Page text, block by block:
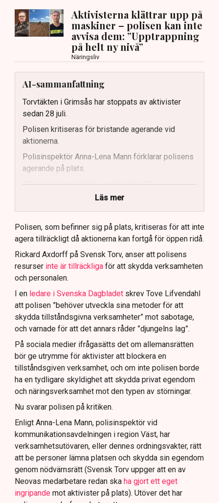
Aktivisterna klättrar upp på
maskiner – polisen kan inte
avvisa dem: ”Upptrappning
på helt ny nivå”
Näringsliv
AI-sammanfattning
Torvtäkten i Grimsås har stoppats av aktivister
sedan 28 juli.
Polisen kritiseras för bristande agerande vid
aktionerna.
Polisinspektör Anna-Lena Mann förklarar polisens
agerande på plats.
40 personer misstänks med cirka 120
brottsmisstankar kopplade.
Polisen använder drönare och uniformerad polis
för att dokumentera bevis.
Samtidigt är polisarbetet komplext när det gäller
att navigera juridiska rättigheter och gränser.
Läs mer
Polisen, som befinner sig på plats, kritiseras för att inte
agera tillräckligt då aktionerna kan fortgå för öppen ridå.
Rickard Axdorff på Svensk Torv, anser att polisens
resurser inte är tillräckliga för att skydda verksamheten
och personalen.
I en ledare i Svenska Dagbladet skrev Tove Lifvendahl
att polisen ”behöver utveckla sina metoder för att
skydda tillståndsgivna verksamheter” mot sabotage,
och varnade för att det annars råder ”djungelns lag”.
På sociala medier ifrågasätts det om allemansrätten
bör ge utrymme för aktivister att blockera en
tillståndsgiven verksamhet, och om inte polisen borde
ha en tydligare skyldighet att skydda privat egendom
och näringsverksamhet mot den typen av störningar.
Nu svarar polisen på kritiken.
Enligt Anna-Lena Mann, polisinspektör vid
kommunikationsavdelningen i region Väst, har
verksamhetsutövaren, eller dennes ordningsvakter, rätt
att be personer lämna platsen och skydda sin egendom
genom nödvärnsrätt (Svensk Torv uppger att en av
Neovas medarbetare redan ska ha gjort ett eget
ingripande mot aktivister på plats). Utöver det har